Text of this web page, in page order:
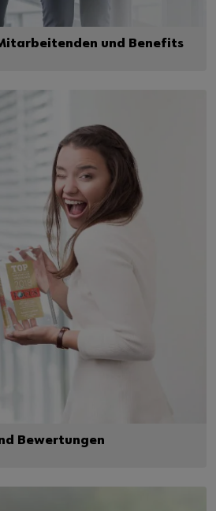
und Benefits
Bewertungen